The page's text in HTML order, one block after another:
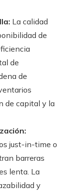
La calidad
de
de
de
de capital y la
just-in-time o
barreras
lenta. La
y